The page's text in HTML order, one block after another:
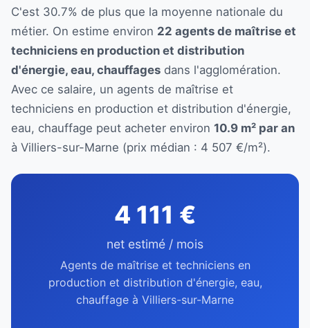
C'est 30.7% de plus que la moyenne nationale du
métier. On estime environ 22 agents de maîtrise et
techniciens en production et distribution
d'énergie, eau, chauffages dans l'agglomération.
Avec ce salaire, un agents de maîtrise et
techniciens en production et distribution d'énergie,
eau, chauffage peut acheter environ 10.9 m² par an
à Villiers-sur-Marne (prix médian : 4 507 €/m²).
4 111 €
net estimé / mois
Agents de maîtrise et techniciens en
production et distribution d'énergie, eau,
chauffage à Villiers-sur-Marne